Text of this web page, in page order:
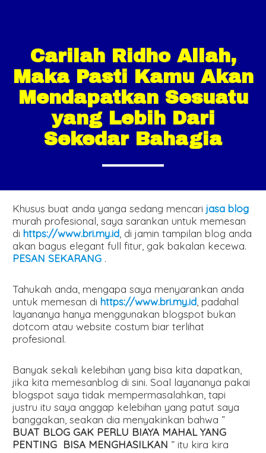
Carilah Ridho Allah,
Maka Pasti Kamu Akan
Mendapatkan Sesuatu
yang Lebih Dari
Sekedar Bahagia
Khusus buat anda yanga sedang mencarijasa blog
murah profesional, saya sarankan untuk memesan
dihttps://www.bri.my.id , di jamin tampilan blog anda
akan bagus elegant full fitur, gak bakalan kecewa.
PESAN SEKARANG .
Tahukah anda, mengapa saya menyarankan anda
untuk memesan dihttps://www.bri.my.id , padahal
layananya hanya menggunakan blogspot bukan
dotcom atau website costum biar terlihat
profesional.
Banyak sekali kelebihan yang bisa kita dapatkan,
jika kita memesanblog di sini. Soal layananya pakai
blogspot saya tidak mempermasalahkan, tapi
justru itu saya anggap kelebihan yang patut saya
banggakan, seakan dia menyakinkan bahwa ”
BUAT BLOG GAK PERLU BIAYA MAHAL YANG
PENTING BISA MENGHASILKAN ” itu kira kira